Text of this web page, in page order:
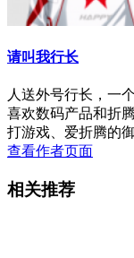
请叫我行长
人送外号行长，一
喜欢数码产品和折
打游戏、爱折腾的
查看作者页面
相关推荐